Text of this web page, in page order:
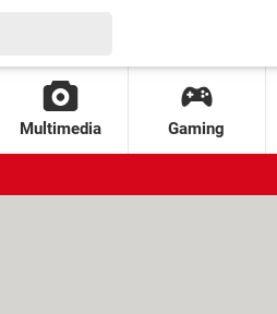
Multimedia Gaming